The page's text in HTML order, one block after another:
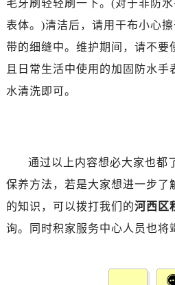
毛牙刷轻轻刷一下。(对于非防
表体。)清洁后，请用干布小心
带的细缝中。维护期间，请不要
且日常生活中使用的加固防水
水清洗即可。
通过以上内容想必大家也都
保养方法，若是大家想进一步了
的知识，可以拨打我们的河西区
询。同时积家服务中心人员也将